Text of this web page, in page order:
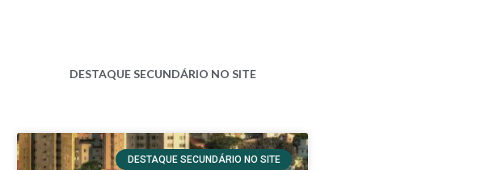
DESTAQUE SECUNDÁRIO NO SITE
DESTAQUE SECUNDÁRIO NO SITE